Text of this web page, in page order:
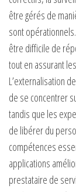
être gérés de
sont
être difficile de
tout en assurant
L’externalisation
de se concentrer
tandis que les
de libérer du
compétences
applications
prestataire de